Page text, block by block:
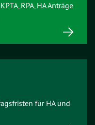
RPA, HA Anträge
für HA und